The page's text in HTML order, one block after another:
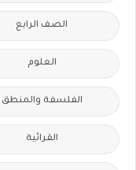
الصف الرابع
العلوم
الفلسفة والمنطق
القرائية